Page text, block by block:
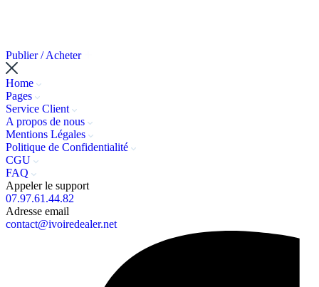
Publier / Acheter
Home
Pages
Service Client
A propos de nous
Mentions Légales
Politique de Confidentialité
CGU
FAQ
Appeler le support
07.97.61.44.82
Adresse email
contact@ivoiredealer.net